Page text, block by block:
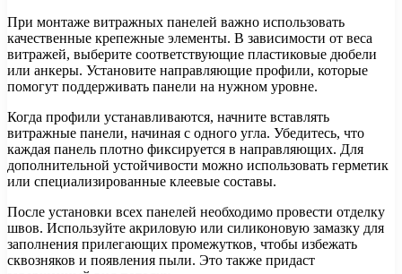
При монтаже витражных панелей важно использовать
качественные крепежные элементы. В зависимости от веса
витражей, выберите соответствующие пластиковые дюбели
или анкеры. Установите направляющие профили, которые
помогут поддерживать панели на нужном уровне.
Когда профили устанавливаются, начните вставлять
витражные панели, начиная с одного угла. Убедитесь, что
каждая панель плотно фиксируется в направляющих. Для
дополнительной устойчивости можно использовать герметик
или специализированные клеевые составы.
После установки всех панелей необходимо провести отделку
швов. Используйте акриловую или силиконовую замазку для
заполнения прилегающих промежутков, чтобы избежать
сквозняков и появления пыли. Это также придаст